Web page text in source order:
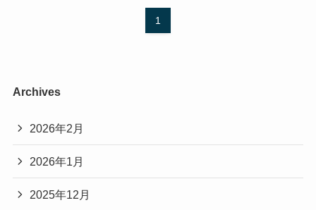
1
Archives
2026年2月
2026年1月
2025年12月